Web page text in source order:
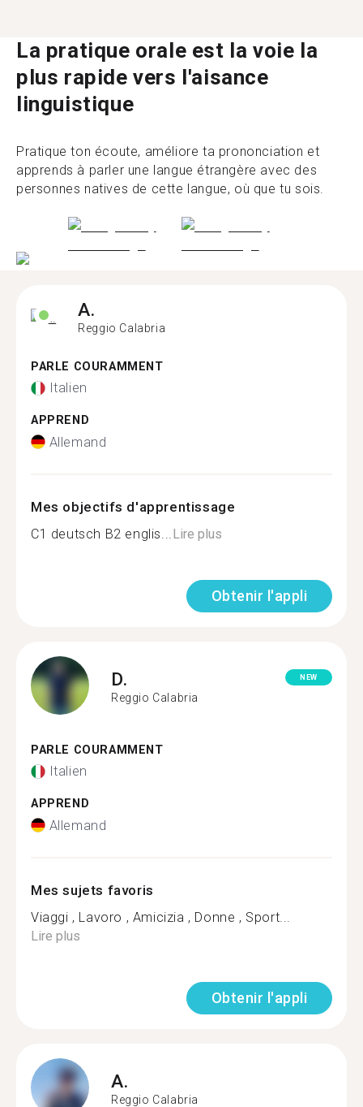
La pratique orale est la voie la
plus rapide vers l'aisance
linguistique
Pratique ton écoute, améliore ta prononciation et
apprends à parler une langue étrangère avec des
personnes natives de cette langue, où que tu sois.
A.
Reggio Calabria
PARLE COURAMMENT
Italien
APPREND
Allemand
Mes objectifs d'apprentissage
C1 deutsch B2 englis... Lire plus
Obtenir l'appli
D.
Reggio Calabria
NEW
PARLE COURAMMENT
Italien
APPREND
Allemand
Mes sujets favoris
Viaggi , Lavoro , Amicizia , Donne , Sport...
Lire plus
Obtenir l'appli
A.
Reggio Calabria